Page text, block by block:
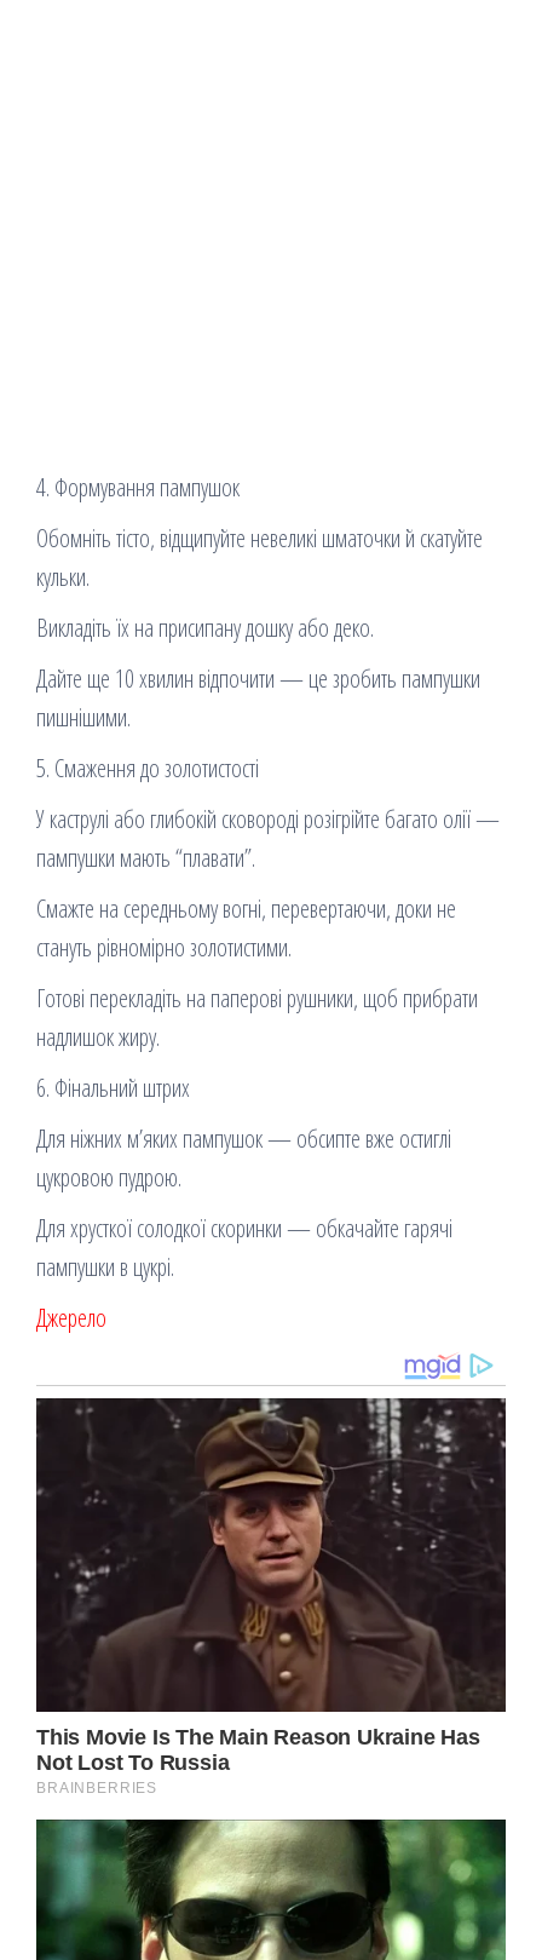
4. Формування пампушок
Обомніть тісто, відщипуйте невеликі шматочки й скатуйте
кульки.
Викладіть їх на присипану дошку або деко.
Дайте ще 10 хвилин відпочити — це зробить пампушки
пишнішими.
5. Смаження до золотистості
У каструлі або глибокій сковороді розігрійте багато олії —
пампушки мають “плавати”.
Смажте на середньому вогні, перевертаючи, доки не
стануть рівномірно золотистими.
Готові перекладіть на паперові рушники, щоб прибрати
надлишок жиру.
6. Фінальний штрих
Для ніжних м’яких пампушок — обсипте вже остиглі
цукровою пудрою.
Для хрусткої солодкої скоринки — обкачайте гарячі
пампушки в цукрі.
Джерело